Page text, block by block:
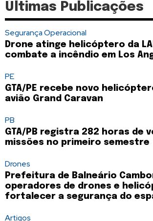
Últimas Publicações
Segurança Operacional
Drone atinge helicóptero da
combate a incêndio em Los
PE
GTA/PE recebe novo
avião Grand Caravan
PB
GTA/PB registra 282 horas de
missões no primeiro semestre
Drones
Prefeitura de Balneário
operadores de drones e
fortalecer a segurança do
Artigos